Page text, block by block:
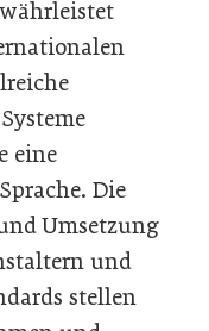
eine
Die
Umsetzung
und
stellen